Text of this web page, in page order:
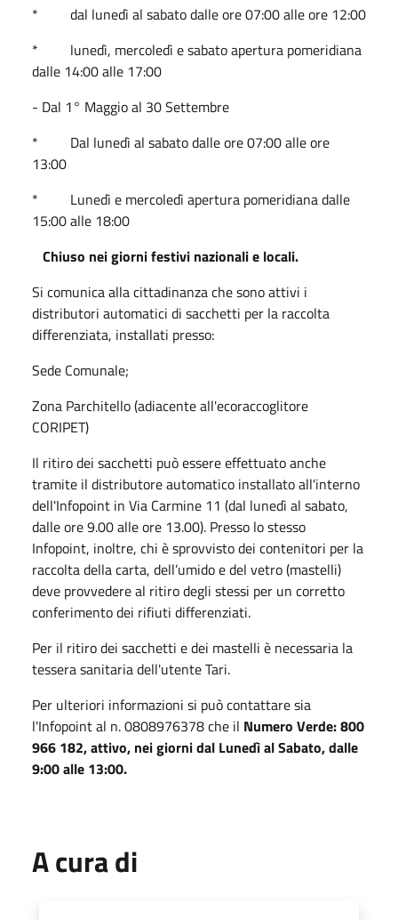
* dal lunedì al sabato dalle ore 07:00 alle ore 12:00
* lunedì, mercoledì e sabato apertura pomeridiana
dalle 14:00 alle 17:00
- Dal 1° Maggio al 30 Settembre
* Dal lunedì al sabato dalle ore 07:00 alle ore
13:00
* Lunedì e mercoledì apertura pomeridiana dalle
15:00 alle 18:00
Chiuso nei giorni festivi nazionali e locali.
Si comunica alla cittadinanza che sono attivi i
distributori automatici di sacchetti per la raccolta
differenziata, installati presso:
Sede Comunale;
Zona Parchitello (adiacente all'ecoraccoglitore
CORIPET)
Il ritiro dei sacchetti può essere effettuato anche
tramite il distributore automatico installato all'interno
dell'Infopoint in Via Carmine 11 (dal lunedì al sabato,
dalle ore 9.00 alle ore 13.00). Presso lo stesso
Infopoint, inoltre, chi è sprovvisto dei contenitori per la
raccolta della carta, dell’umido e del vetro (mastelli)
deve provvedere al ritiro degli stessi per un corretto
conferimento dei rifiuti differenziati.
Per il ritiro dei sacchetti e dei mastelli è necessaria la
tessera sanitaria dell'utente Tari.
Per ulteriori informazioni si può contattare sia
l'Infopoint al n. 0808976378 che il Numero Verde: 800
966 182, attivo, nei giorni dal Lunedì al Sabato, dalle
9:00 alle 13:00.
A cura di